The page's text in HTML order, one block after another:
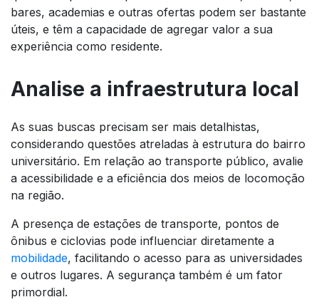
bares, academias e outras ofertas podem ser bastante
úteis, e têm a capacidade de agregar valor a sua
experiência como residente.
Analise a infraestrutura local
As suas buscas precisam ser mais detalhistas,
considerando questões atreladas à estrutura do bairro
universitário. Em relação ao transporte público, avalie
a acessibilidade e a eficiência dos meios de locomoção
na região.
A presença de estações de transporte, pontos de
ônibus e ciclovias pode influenciar diretamente a
mobilidade, facilitando o acesso para as universidades
e outros lugares. A segurança também é um fator
primordial.